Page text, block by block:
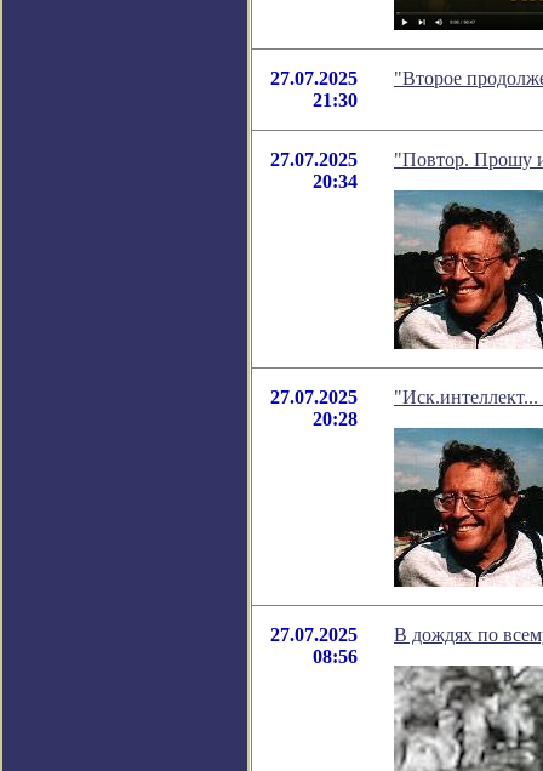
27.07.2025
21:30
"Второе
27.07.2025
20:34
"Повтор. Прошу
27.07.2025
20:28
"Иск.интеллект...
27.07.2025
08:56
В дождях по